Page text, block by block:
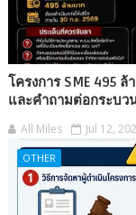
โครงการ SME 495
และคำถามต่อกระบว
All Miles Jul 12,
OTHER